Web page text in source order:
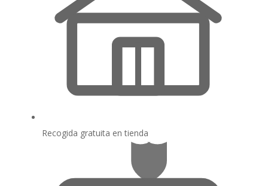
Recogida gratuita en tienda